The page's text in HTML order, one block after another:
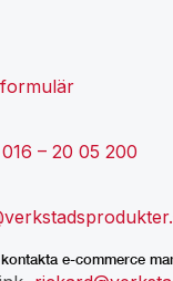
formulär
016 – 20 05 200
e-commerce